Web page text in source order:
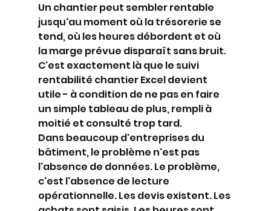
Un chantier peut sembler rentable
jusqu'au moment où la trésorerie se
tend, où les heures débordent et où
la marge prévue disparaît sans bruit.
C'est exactement là que le suivi
rentabilité chantier Excel devient
utile - à condition de ne pas en faire
un simple tableau de plus, rempli à
moitié et consulté trop tard.
Dans beaucoup d'entreprises du
bâtiment, le problème n'est pas
l'absence de données. Le problème,
c'est l'absence de lecture
opérationnelle. Les devis existent. Les